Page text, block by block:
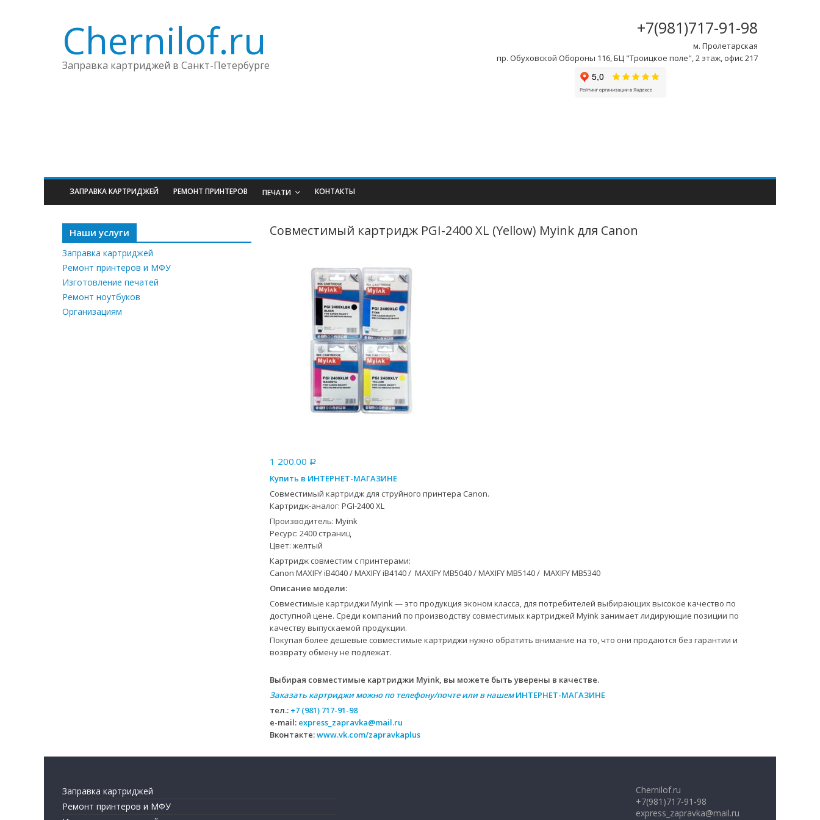
Chernilof.ru
Заправка картриджей в Санкт-Петербурге
+7(981)717-91-98
м. Пролетарская
пр. Обуховской Обороны 116, БЦ "Троицкое поле", 2 этаж, офис 217
ЗАПРАВКА КАРТРИДЖЕЙ РЕМОНТ ПРИНТЕРОВ ПЕЧАТИ КОНТАКТЫ
Совместимый картридж PGI-2400 XL (Yellow) Myink для Canon
1 200.00 Р
Купить в ИНТЕРНЕТ-МАГАЗИНЕ
Совместимый картридж для струйного принтера Canon.
Картридж-аналог: PGI-2400 XL
Производитель: Myink
Ресурс: 2400 страниц
Цвет: желтый
Картридж совместим с принтерами:
Canon MAXIFY iB4040 / MAXIFY iB4140 / MAXIFY MB5040 / MAXIFY MB5140 / MAXIFY MB5340
Описание модели:
Совместимые картриджи Myink — это продукция эконом класса, для потребителей выбирающих высокое качество по
доступной цене. Среди компаний по производству совместимых картриджей Myink занимает лидирующие позиции по
качеству выпускаемой продукции.
Покупая более дешевые совместимые картриджи нужно обратить внимание на то, что они продаются без гарантии и
возврату обмену не подлежат.
Выбирая совместимые картриджи Myink, вы можете быть уверены в качестве.
Заказать картриджи можно по телефону/почте или в нашемИНТЕРНЕТ-МАГАЗИНЕ
тел.: +7 (981) 717-91-98
e-mail: express_zapravka@mail.ru
Вконтакте:www.vk.com/zapravkaplus
Наши услуги
Заправка картриджей
Ремонт принтеров и МФУ
Изготовление печатей
Ремонт ноутбуков
Организациям
Заправка картриджей
Ремонт принтеров и МФУ
Chernilof.ru
+7(981)717-91-98
express_zapravka@mail.ru